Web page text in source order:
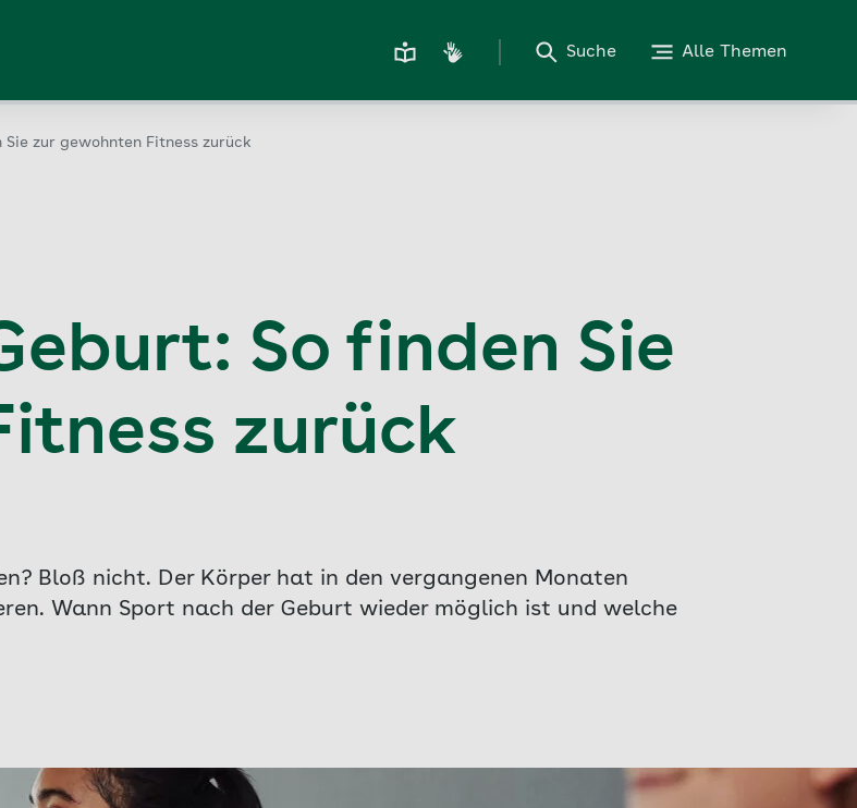
Suche Alle Themen
zur gewohnten Fitness zurück
So finden Sie
zurück
Bloß nicht. Der Körper hat in den vergangenen Monaten
Wann Sport nach der Geburt wieder möglich ist und welche